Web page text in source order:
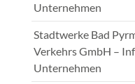
Unternehmen
Stadtwerke Bad
Verkehrs GmbH –
Unternehmen